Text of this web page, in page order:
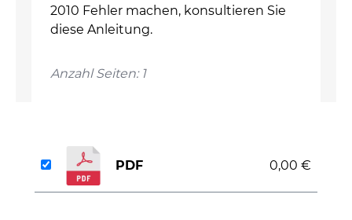
2010 Fehler machen, konsultieren Sie
diese Anleitung.
Anzahl Seiten: 1
PDF 0,00 €